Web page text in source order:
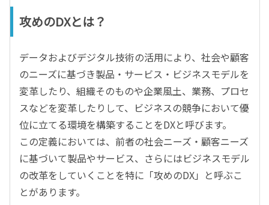
攻めのDXとは？
データおよびデジタル技術の活用により、社会や顧客
のニーズに基づき製品・サービス・ビジネスモデルを
変革したり、組織そのものや企業風土、業務、プロセ
スなどを変革したりして、ビジネスの競争において優
位に立てる環境を構築することをDXと呼びます。
この定義においては、前者の社会ニーズ・顧客ニーズ
に基づいて製品やサービス、さらにはビジネスモデル
の改革をしていくことを特に「攻めのDX」と呼ぶこ
とがあります。